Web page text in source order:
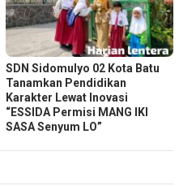
SDN Sidomulyo 02 Kota Batu
Tanamkan Pendidikan
Karakter Lewat Inovasi
“ESSIDA Permisi MANG IKI
SASA Senyum LO”